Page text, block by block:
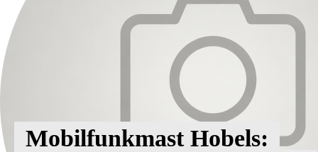
Mobilfunkmast Hobels: